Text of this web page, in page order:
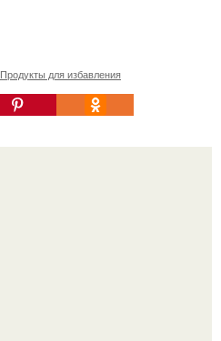
Продукты для избавления